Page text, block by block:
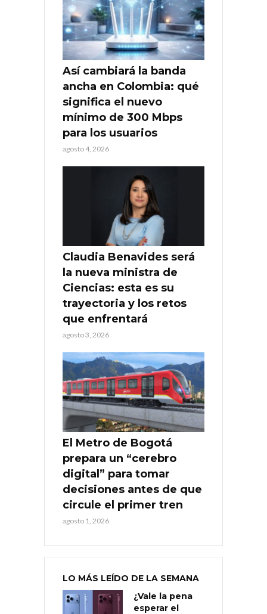
Así cambiará la banda
ancha en Colombia: qué
significa el nuevo
mínimo de 300 Mbps
para los usuarios
agosto 4, 2026
Claudia Benavides será
la nueva ministra de
Ciencias: esta es su
trayectoria y los retos
que enfrentará
agosto 3, 2026
El Metro de Bogotá
prepara un “cerebro
digital” para tomar
decisiones antes de que
circule el primer tren
agosto 1, 2026
LO MÁS LEÍDO DE LA SEMANA
¿Vale la pena
esperar el